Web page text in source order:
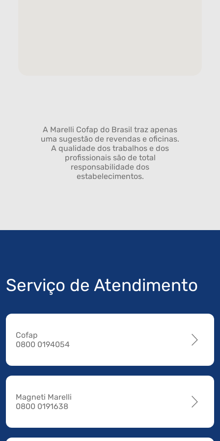
A Marelli Cofap do Brasil traz apenas
uma sugestão de revendas e oficinas.
A qualidade dos trabalhos e dos
profissionais são de total
responsabilidade dos
estabelecimentos.
Serviço de Atendimento
Cofap
0800 0194054
Magneti Marelli
0800 0191638